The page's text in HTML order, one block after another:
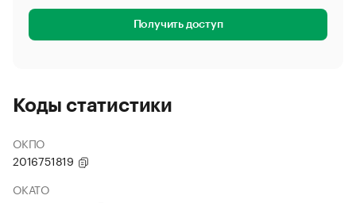
Получить доступ
Коды статистики
ОКПО
2016751819
ОКАТО